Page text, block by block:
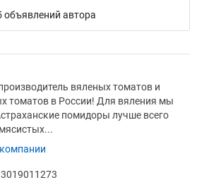
объявлений автора
вяленых томатов и
томатов в России! Для вяления мы
помидоры лучше всего
3019011273